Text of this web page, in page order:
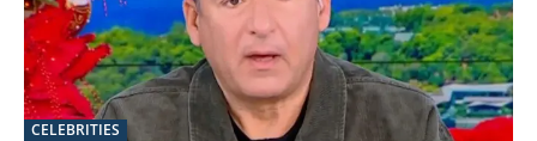
CELEBRITIES